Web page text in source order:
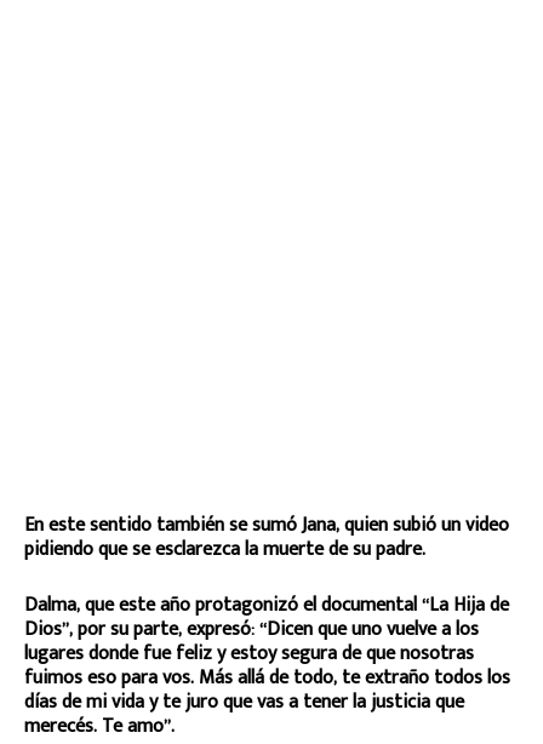
En este sentido también se sumó Jana, quien subió un video
pidiendo que se esclarezca la muerte de su padre.
Dalma, que este año protagonizó el documental “La Hija de
Dios”, por su parte, expresó: “Dicen que uno vuelve a los
lugares donde fue feliz y estoy segura de que nosotras
fuimos eso para vos. Más allá de todo, te extraño todos los
días de mi vida y te juro que vas a tener la justicia que
merecés. Te amo”.